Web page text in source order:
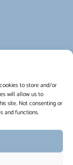
to store and/or
will allow us to
site. Not consenting or
and functions.